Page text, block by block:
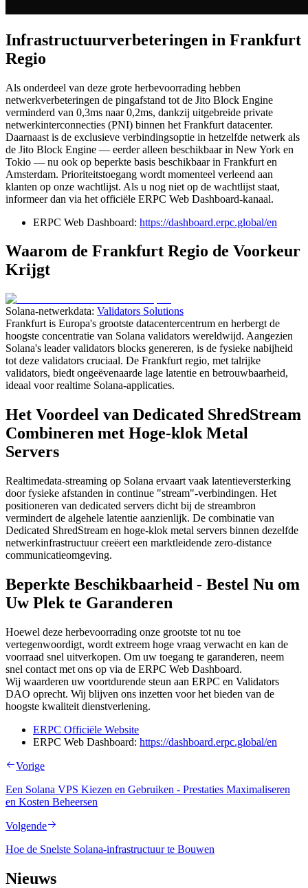
Infrastructuurverbeteringen in Frankfurt
Regio
Als onderdeel van deze grote herbevoorrading hebben
netwerkverbeteringen de pingafstand tot de Jito Block Engine
verminderd van 0,3ms naar 0,2ms, dankzij uitgebreide private
netwerkinterconnecties (PNI) binnen het Frankfurt datacenter.
Daarnaast is de exclusieve verbindingsoptie in hetzelfde netwerk als
de Jito Block Engine — eerder alleen beschikbaar in New York en
Tokio — nu ook op beperkte basis beschikbaar in Frankfurt en
Amsterdam. Prioriteitstoegang wordt momenteel verleend aan
klanten op onze wachtlijst. Als u nog niet op de wachtlijst staat,
informeer dan via het officiële ERPC Web Dashboard-kanaal.
ERPC Web Dashboard: https://dashboard.erpc.global/en
Waarom de Frankfurt Regio de Voorkeur
Krijgt
Solana-netwerkdata: Validators Solutions
Frankfurt is Europa's grootste datacentercentrum en herbergt de
hoogste concentratie van Solana validators wereldwijd. Aangezien
Solana's leader validators blocks genereren, is de fysieke nabijheid
tot deze validators cruciaal. De Frankfurt regio, met talrijke
validators, biedt ongeëvenaarde lage latentie en betrouwbaarheid,
ideaal voor realtime Solana-applicaties.
Het Voordeel van Dedicated ShredStream
Combineren met Hoge-klok Metal
Servers
Realtimedata-streaming op Solana ervaart vaak latentieversterking
door fysieke afstanden in continue "stream"-verbindingen. Het
positioneren van dedicated servers dicht bij de streambron
vermindert de algehele latentie aanzienlijk. De combinatie van
Dedicated ShredStream en hoge-klok metal servers binnen dezelfde
netwerkinfrastructuur creëert een marktleidende zero-distance
communicatieomgeving.
Beperkte Beschikbaarheid - Bestel Nu om
Uw Plek te Garanderen
Hoewel deze herbevoorrading onze grootste tot nu toe
vertegenwoordigt, wordt extreem hoge vraag verwacht en kan de
voorraad snel uitverkopen. Om uw toegang te garanderen, neem
snel contact met ons op via de ERPC Web Dashboard.
Wij waarderen uw voortdurende steun aan ERPC en Validators
DAO oprecht. Wij blijven ons inzetten voor het bieden van de
hoogste kwaliteit dienstverlening.
ERPC Officiële Website
ERPC Web Dashboard: https://dashboard.erpc.global/en
Vorige
Een Solana VPS Kiezen en Gebruiken - Prestaties Maximaliseren
en Kosten Beheersen
Volgende
Hoe de Snelste Solana-infrastructuur te Bouwen
Nieuws